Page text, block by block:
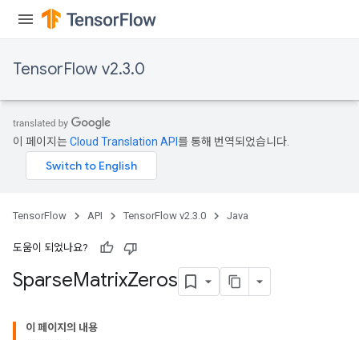
TensorFlow v2.3.0
이 페이지는Cloud Translation API 를 통해 번역되었습니다.
TensorFlow API TensorFlow v2.3.0 Java
도움이 되었나요?
SparseMatrixZeros
이 페이지의 내용